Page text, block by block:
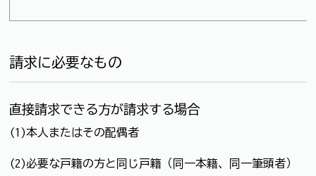
請求に必要なもの
直接請求できる方が請求する場合
(1)本人またはその配偶者
(2)必要な戸籍の方と同じ戸籍（同一本籍、同一筆頭者）